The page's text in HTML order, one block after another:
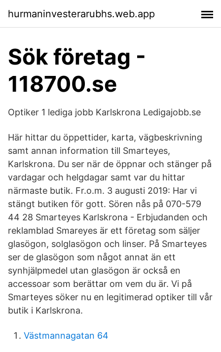
hurmaninvesterarubhs.web.app
Sök företag -
118700.se
Optiker 1 lediga jobb Karlskrona Ledigajobb.se
Här hittar du öppettider, karta, vägbeskrivning
samt annan information till Smarteyes,
Karlskrona. Du ser när de öppnar och stänger på
vardagar och helgdagar samt var du hittar
närmaste butik. Fr.o.m. 3 augusti 2019: Har vi
stängt butiken för gott. Sören nås på 070-579
44 28 Smarteyes Karlskrona - Erbjudanden och
reklamblad Smareyes är ett företag som säljer
glasögon, solglasögon och linser. På Smarteyes
ser de glasögon som något annat än ett
synhjälpmedel utan glasögon är också en
accessoar som berättar om vem du är. Vi på
Smarteyes söker nu en legitimerad optiker till vår
butik i Karlskrona.
Västmannagatan 64